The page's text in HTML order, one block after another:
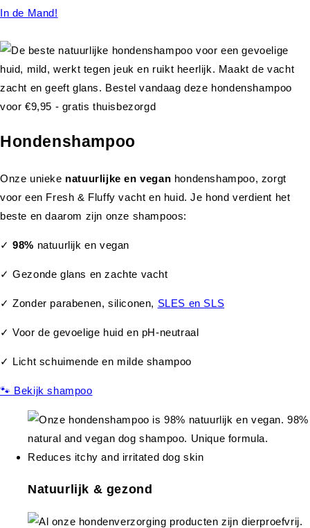
In de Mand!
Hondenshampoo
Onze unieke natuurlijke en vegan hondenshampoo, zorgt
voor een Fresh & Fluffy vacht en huid. Je hond verdient het
beste en daarom zijn onze shampoos:
✓98% natuurlijk en vegan
✓ Gezonde glans en zachte vacht
✓ Zonder parabenen, siliconen, SLES en SLS
✓ Voor de gevoelige huid en pH-neutraal
✓ Licht schuimende en milde shampoo
🐾 Bekijk shampoo
Natuurlijk & gezond